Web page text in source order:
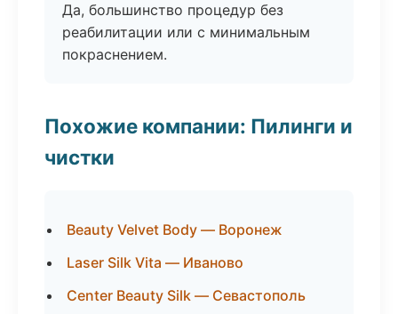
Да, большинство процедур без
реабилитации или с минимальным
покраснением.
Похожие компании: Пилинги и
чистки
Beauty Velvet Body — Воронеж
Laser Silk Vita — Иваново
Center Beauty Silk — Севастополь